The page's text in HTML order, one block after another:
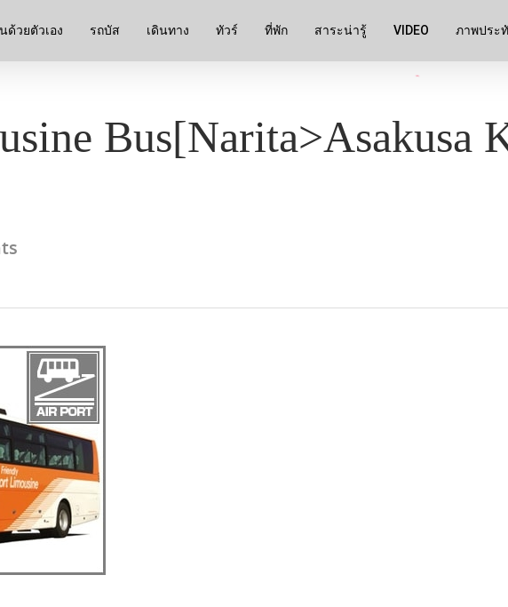
ด้วยตัวเอง รถบัส เดินทาง ทัวร์ ที่พัก สาระน่ารู้ VIDEO ภาพประ
Bus[Narita>Asakusa